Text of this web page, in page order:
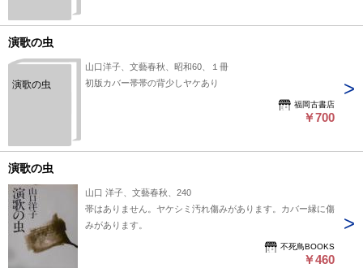
演歌の虫
演歌の虫
山口洋子、文藝春秋、昭和60、１冊
初版カバー帯帯の背少しヤケあり
福岡古書店
￥700
演歌の虫
山口 洋子、文藝春秋、240
帯はありません。ヤケシミ汚れ傷みがあります。カバー縁に傷
みがあります。
不死鳥BOOKS
￥460